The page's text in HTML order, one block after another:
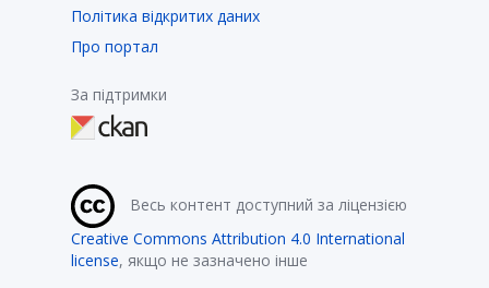
Політика відкритих даних
Про портал
За підтримки
Весь контент доступний за ліцензією
Creative Commons Attribution 4.0 International
license, якщо не зазначено інше